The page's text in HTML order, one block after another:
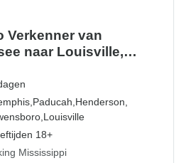
Verkenner van
naar Louisville,
Paducah, Henderson,
Louisville
18+
Mississippi